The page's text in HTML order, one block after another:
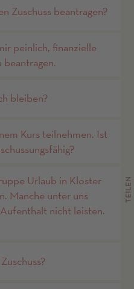
Zuschuss beantragen?
peinlich, finanzielle
bleiben?
Kurs teilnehmen. Ist
Urlaub in Kloster
Manche unter uns
nicht leisten.
TEILEN